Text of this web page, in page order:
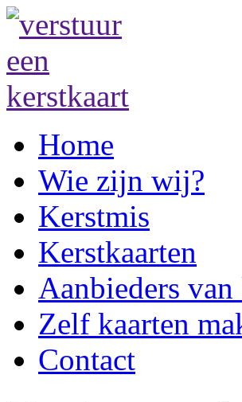
Home
Wie zijn wij?
Kerstmis
Kerstkaarten
Aanbieders
Zelf kaarten
Contact